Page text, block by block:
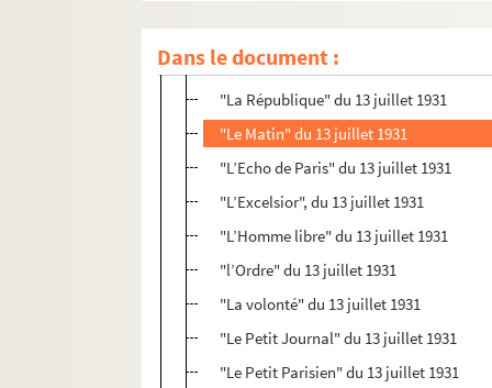
Dans le document :
"Le Temps" du 13 juillet 1931
"l’Ami du Peuple" du 13 juillet 1931
"La République" du 13 juillet 1931
"Le Matin" du 13 juillet 1931
"L’Echo de Paris" du 13 juillet 1931
"L’Excelsior", du 13 juillet 1931
"L’Homme libre" du 13 juillet 1931
"l’Ordre" du 13 juillet 1931
"La volonté" du 13 juillet 1931
"Le Petit Journal" du 13 juillet 1931
"Le Petit Parisien" du 13 juillet 1931